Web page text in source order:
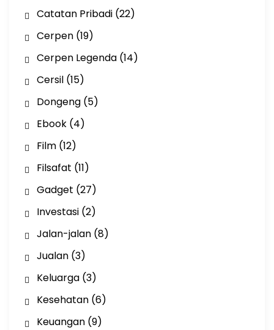
Catatan Pribadi(22)
Cerpen(19)
Cerpen Legenda(14)
Cersil(15)
Dongeng(5)
Ebook(4)
Film(12)
Filsafat (11)
Gadget (27)
Investasi(2)
Jalan-jalan(8)
Jualan(3)
Keluarga(3)
Kesehatan(6)
Keuangan(9)